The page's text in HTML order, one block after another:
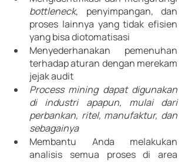
bottleneck, penyimpangan, dan
proses lainnya yang tidak efisien
yang bisa diotomatisasi
Menyederhanakan pemenuhan
terhadap aturan dengan merekam
jejak audit
Process mining dapat digunakan
di industri apapun, mulai dari
perbankan, ritel, manufaktur, dan
sebagainya
Membantu Anda melakukan
analisis semua proses di area